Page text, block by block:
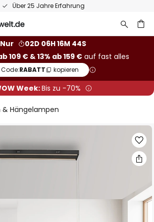
Über 25 Jahre Erfahrung
Nur
02D 06H 16M 44S
109 € & 13% ab 159 €auf fast alles
Code:RABATT kopieren
Week:Bis zu -70%
Hängelampen